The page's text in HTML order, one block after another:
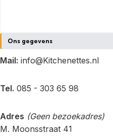
Ons gegevens
Mail: info@Kitchenettes.nl
Tel. 085 - 303 65 98
Adres (Geen bezoekadres)
M. Moonsstraat 41